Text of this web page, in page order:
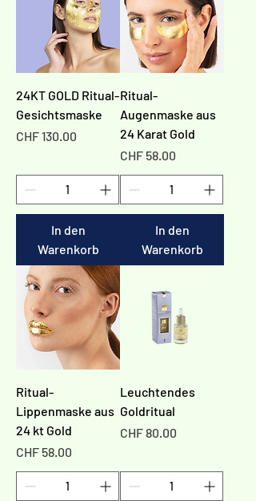
24KT GOLD Ritual-
Gesichtsmaske
Preis
CHF 130.00
In den
Warenkorb
Ritual-
Augenmaske aus
24 Karat Gold
Preis
CHF 58.00
In den
Warenkorb
Ritual-
Lippenmaske aus
24 kt Gold
Preis
CHF 58.00
Leuchtendes
Goldritual
Preis
CHF 80.00